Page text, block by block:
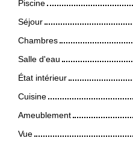
Piscine
Séjour
Chambres
Salle d'eau
État intérieur
Cuisine
Ameublement
Vue